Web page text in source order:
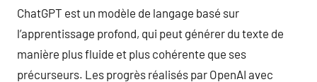
ChatGPT est un modèle de langage basé sur
l’apprentissage profond, qui peut générer du texte de
manière plus fluide et plus cohérente que ses
précurseurs. Les progrès réalisés par OpenAI avec